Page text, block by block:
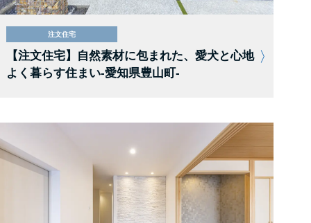
注文住宅
【注文住宅】自然素材に包まれた、愛犬と心地
よく暮らす住まい-愛知県豊山町-